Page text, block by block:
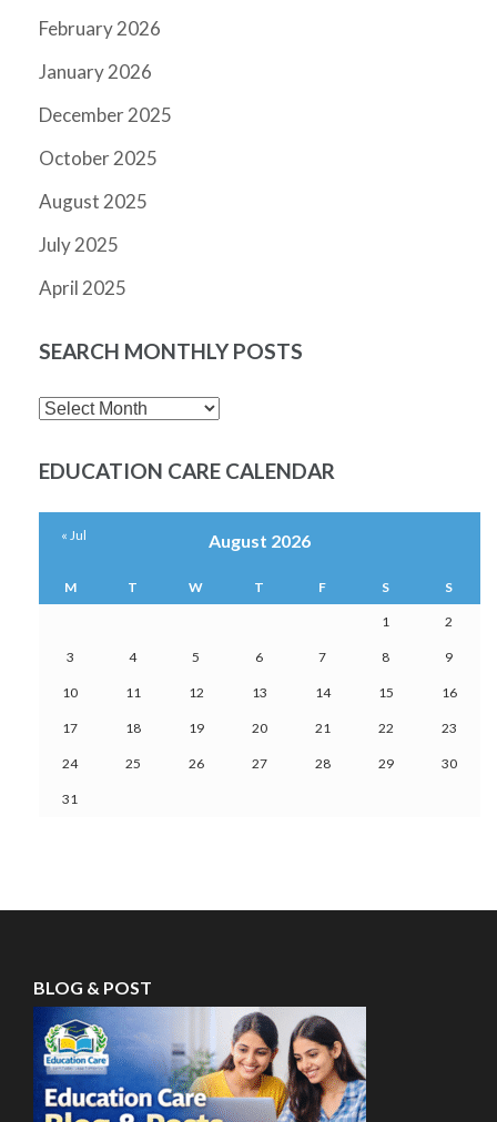
February 2026
January 2026
December 2025
October 2025
August 2025
July 2025
April 2025
SEARCH MONTHLY POSTS
SEARCH
POSTS
EDUCATION CARE CALENDAR
August 2026
M T W T F S S
1 2
3 4 5 6 7 8 9
10 11 12 13 14 15 16
17 18 19 20 21 22 23
24 25 26 27 28 29 30
31
« Jul
BLOG & POST